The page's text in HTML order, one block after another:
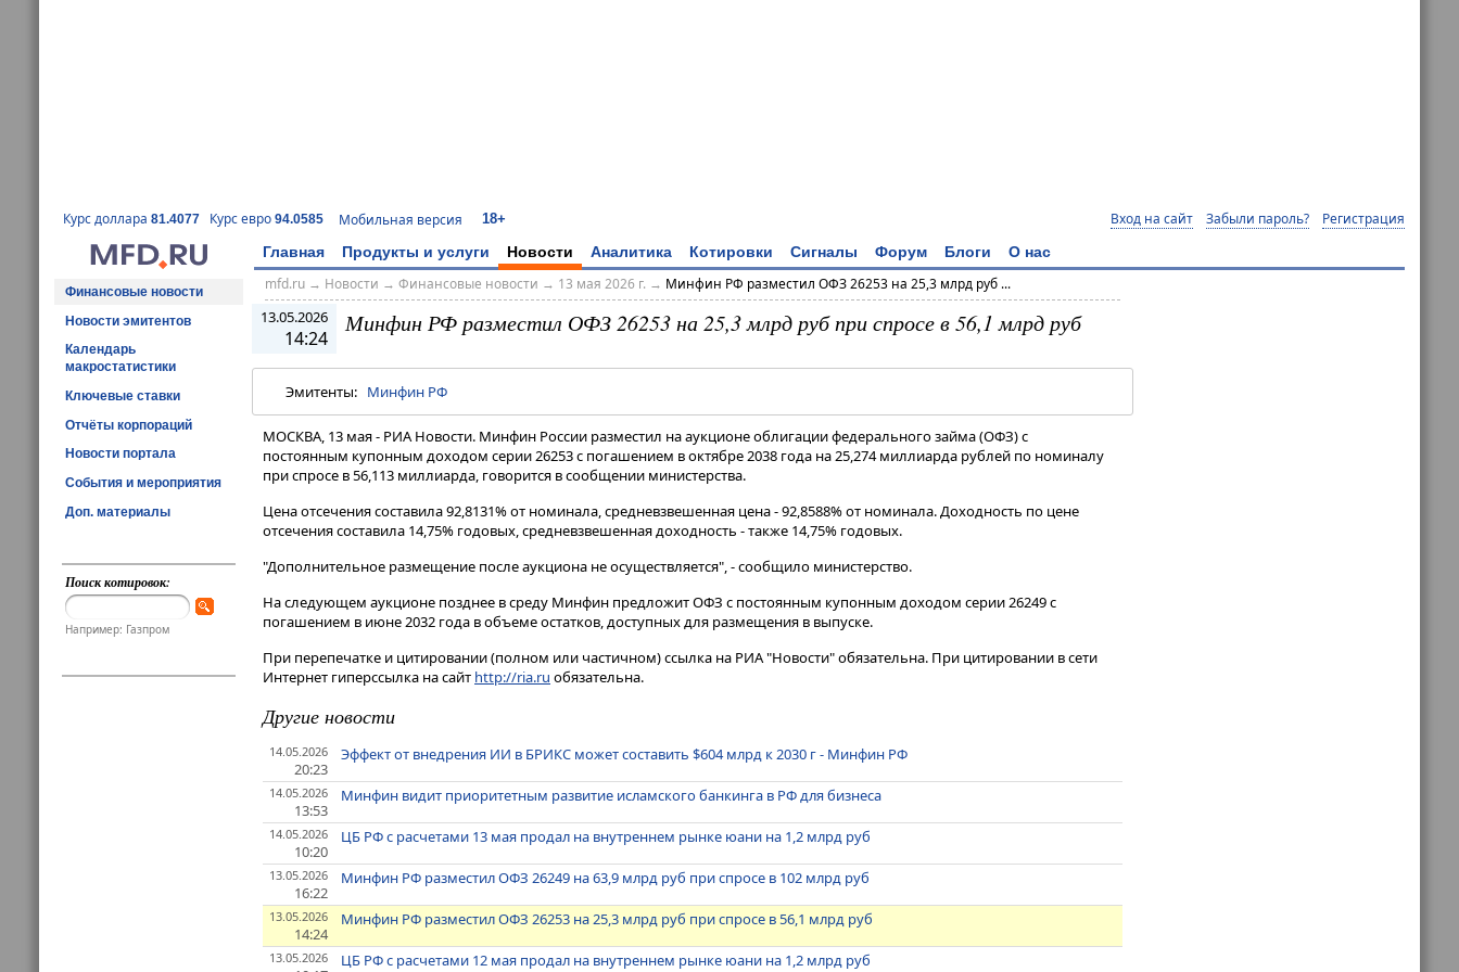
Курс доллара 81.4077 Курс евро 94.0585 Мобильная версия 18+ Вход на сайт Забыли пароль? Регистрация
Главная Продукты и услуги Новости Аналитика Котировки Сигналы Форум Блоги О нас
Финансовые новости
Новости эмитентов
Календарь
макростатистики
Ключевые ставки
Отчёты корпораций
Новости портала
События и мероприятия
Доп. материалы
Поиск котировок:
Например: Газпром
mfd.ru→ Новости → Финансовые новости → 13 мая 2026 г. → Минфин РФ разместил ОФЗ 26253 на 25,3 млрд руб ...
13.05.2026
14:24
Минфин РФ разместил ОФЗ 26253 на 25,3 млрд руб при спросе в 56,1 млрд руб
Эмитенты: Минфин РФ
МОСКВА, 13 мая - РИА Новости. Минфин России разместил на аукционе облигации федерального займа (ОФЗ) с
постоянным купонным доходом серии 26253 с погашением в октябре 2038 года на 25,274 миллиарда рублей по номиналу
при спросе в 56,113 миллиарда, говорится в сообщении министерства.
Цена отсечения составила 92,8131% от номинала, средневзвешенная цена - 92,8588% от номинала​​​. Доходность по цене
отсечения составила 14,75% годовых, средневзвешенная доходность - также 14,75% годовых.
"Дополнительное размещение после аукциона не осуществляется", - сообщило министерство.
На следующем аукционе позднее в среду Минфин предложит ОФЗ с постоянным купонным доходом серии 26249 с
погашением в июне 2032 года в объеме остатков, доступных для размещения в выпуске.
При перепечатке и цитировании (полном или частичном) ссылка на РИА "Новости" обязательна. При цитировании в сети
Интернет гиперссылка на сайт http://ria.ru обязательна.
Другие новости
14.05.2026
20:23
Эффект от внедрения ИИ в БРИКС может составить $604 млрд к 2030 г - Минфин РФ
14.05.2026
13:53
Минфин видит приоритетным развитие исламского банкинга в РФ для бизнеса
14.05.2026
10:20
ЦБ РФ с расчетами 13 мая продал на внутреннем рынке юани на 1,2 млрд руб
13.05.2026
16:22
Минфин РФ разместил ОФЗ 26249 на 63,9 млрд руб при спросе в 102 млрд руб
13.05.2026
14:24
Минфин РФ разместил ОФЗ 26253 на 25,3 млрд руб при спросе в 56,1 млрд руб
13.05.2026 ЦБ РФ с расчетами 12 мая продал на внутреннем рынке юани на 1,2 млрд руб